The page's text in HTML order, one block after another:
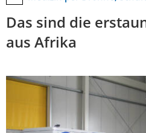
Das sind die
aus Afrika